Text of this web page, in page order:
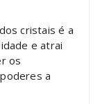
cristais é a
e atrai
os
a